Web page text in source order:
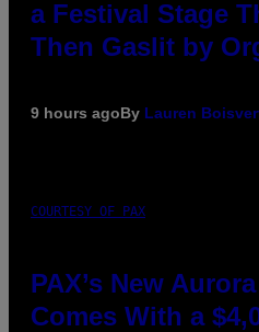
a Festival Stage
Then Gaslit by
9 hours agoBy Lauren
COURTESY OF PAX
PAX’s New
Comes With a